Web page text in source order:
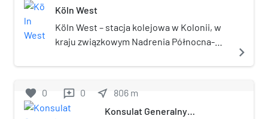
Köln West
Köln West – stacja kolejowa w Kolonii, w
kraju związkowym Nadrenia Północna-
peron.
navigate_next
favorite 0 reviews 0 near_me 806 m
Konsulat Generalny